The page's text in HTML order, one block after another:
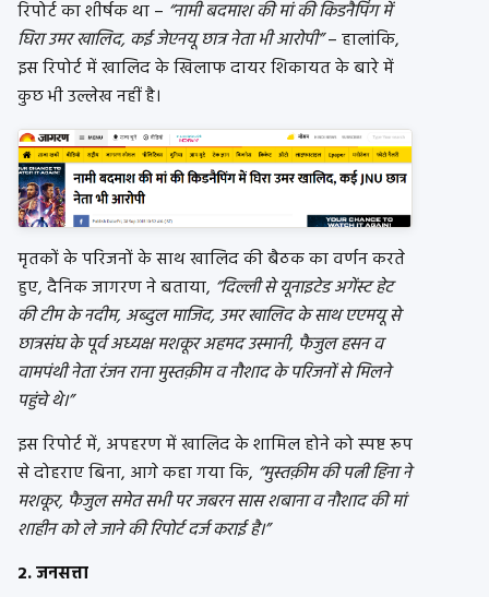
रिपोर्ट का शीर्षक था – “नामी बदमाश की मां की किडनैपिंग में
घिरा उमर खालिद, कई जेएनयू छात्र नेता भी आरोपी”– हालांकि,
इस रिपोर्ट में खालिद के खिलाफ दायर शिकायत के बारे में
कुछ भी उल्लेख नहीं है।
मृतकों के परिजनों के साथ खालिद की बैठक का वर्णन करते
हुए, दैनिक जागरण ने बताया, “दिल्ली से यूनाइटेड अगेंस्ट हेट
की टीम के नदीम, अब्दुल माजिद, उमर खालिद के साथ एएमयू से
छात्रसंघ के पूर्व अध्यक्ष मशकूर अहमद उस्मानी, फैजुल हसन व
वामपंथी नेता रंजन राना मुस्तक़ीम व नौशाद के परिजनों से मिलने
पहुंचे थे।”
इस रिपोर्ट में, अपहरण में खालिद के शामिल होने को स्पष्ट रूप
से दोहराए बिना, आगे कहा गया कि, “मुस्तक़ीम की पत्नी हिना ने
मशकूर, फैजुल समेत सभी पर जबरन सास शबाना व नौशाद की मां
शाहीन को ले जाने की रिपोर्ट दर्ज कराई है।”
2. जनसत्ता